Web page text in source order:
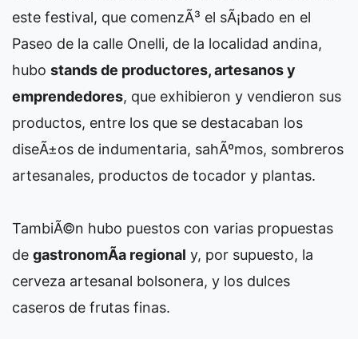
este festival, que comenzÃ³ el sÃ¡bado en el
Paseo de la calle Onelli, de la localidad andina,
hubo stands de productores, artesanos y
emprendedores, que exhibieron y vendieron sus
productos, entre los que se destacaban los
diseÃ±os de indumentaria, sahÃºmos, sombreros
artesanales, productos de tocador y plantas.
TambiÃ©n hubo puestos con varias propuestas
de gastronomÃ­a regional y, por supuesto, la
cerveza artesanal bolsonera, y los dulces
caseros de frutas finas.